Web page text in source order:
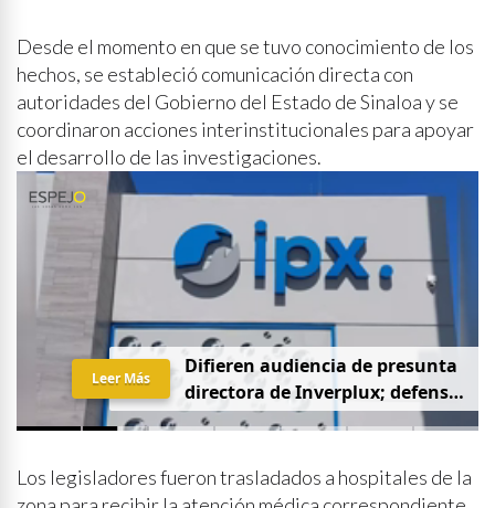
Desde el momento en que se tuvo conocimiento de los
hechos, se estableció comunicación directa con
autoridades del Gobierno del Estado de Sinaloa y se
coordinaron acciones interinstitucionales para apoyar
el desarrollo de las investigaciones.
Difieren audiencia de presunta
directora deInverplux; defensa
pidequeseaprivadaysin
Leer Más
Los legisladores fueron trasladados a hospitales de la